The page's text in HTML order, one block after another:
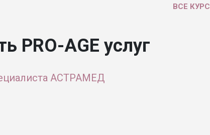
ВСЕ
PRO-AGE услуг
АСТРАМЕД